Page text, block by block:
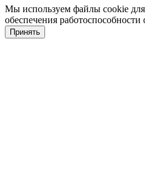
Мы используем файлы cookie для
обеспечения
Принять